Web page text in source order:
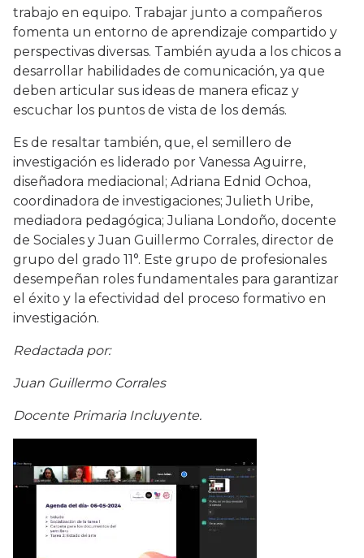
trabajo en equipo. Trabajar junto a compañeros
fomenta un entorno de aprendizaje compartido y
perspectivas diversas. También ayuda a los chicos a
desarrollar habilidades de comunicación, ya que
deben articular sus ideas de manera eficaz y
escuchar los puntos de vista de los demás.
Es de resaltar también, que, el semillero de
investigación es liderado por Vanessa Aguirre,
diseñadora mediacional; Adriana Ednid Ochoa,
coordinadora de investigaciones; Julieth Uribe,
mediadora pedagógica; Juliana Londoño, docente
de Sociales y Juan Guillermo Corrales, director de
grupo del grado 11°. Este grupo de profesionales
desempeñan roles fundamentales para garantizar
el éxito y la efectividad del proceso formativo en
investigación.
Redactada por:
Juan Guillermo Corrales
Docente Primaria Incluyente.